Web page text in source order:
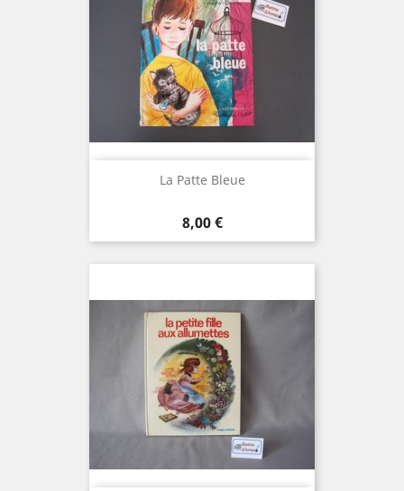
La Patte Bleue
Prix
8,00 €